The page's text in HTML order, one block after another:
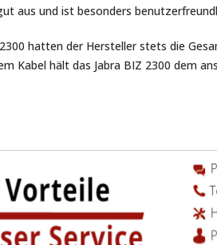
aus und ist besonders
hatten der Hersteller stets die
Kabel hält das Jabra BIZ 2300 dem